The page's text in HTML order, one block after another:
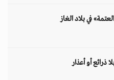
في بلاد الغاز
ذرائع أو أعذار